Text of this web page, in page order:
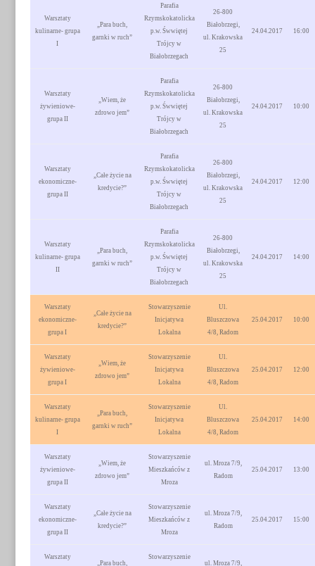
Warsztaty
kulinarne- grupa
I
„Para buch,
garnki w ruch”
Parafia
Rzymskokatolicka
p.w. Śwwiętej
Trójcy w
Białobrzegach
26-800
Białobrzegi,
ul. Krakowska
25
24.04.2017 16:00
Warsztaty
żywieniowe-
grupa II
„Wiem, że
zdrowo jem”
Parafia
Rzymskokatolicka
p.w. Śwwiętej
Trójcy w
Białobrzegach
26-800
Białobrzegi,
ul. Krakowska
25
24.04.2017 10:00
Warsztaty
ekonomiczne-
grupa II
„Całe życie na
kredycie?”
Parafia
Rzymskokatolicka
p.w. Śwwiętej
Trójcy w
Białobrzegach
26-800
Białobrzegi,
ul. Krakowska
25
24.04.2017 12:00
Warsztaty
kulinarne- grupa
II
„Para buch,
garnki w ruch”
Parafia
Rzymskokatolicka
p.w. Śwwiętej
Trójcy w
Białobrzegach
26-800
Białobrzegi,
ul. Krakowska
25
24.04.2017 14:00
Warsztaty
ekonomiczne-
grupa I
„Całe życie na
kredycie?”
Stowarzyszenie
Inicjatywa
Lokalna
Ul.
Bluszczowa
4/8, Radom
25.04.2017 10:00
Warsztaty
żywieniowe-
grupa I
„Wiem, że
zdrowo jem”
Stowarzyszenie
Inicjatywa
Lokalna
Ul.
Bluszczowa
4/8, Radom
25.04.2017 12:00
Warsztaty
kulinarne- grupa
I
„Para buch,
garnki w ruch”
Stowarzyszenie
Inicjatywa
Lokalna
Ul.
Bluszczowa
4/8, Radom
25.04.2017 14:00
Warsztaty
żywieniowe-
grupa II
„Wiem, że
zdrowo jem”
Stowarzyszenie
Mieszkańców z
Mroza
ul. Mroza 7/9,
Radom
25.04.2017 13:00
Warsztaty
ekonomiczne-
grupa II
„Całe życie na
kredycie?”
Stowarzyszenie
Mieszkańców z
Mroza
ul. Mroza 7/9,
Radom
25.04.2017 15:00
Warsztaty
„Para buch,
Stowarzyszenie
ul. Mroza 7/9,